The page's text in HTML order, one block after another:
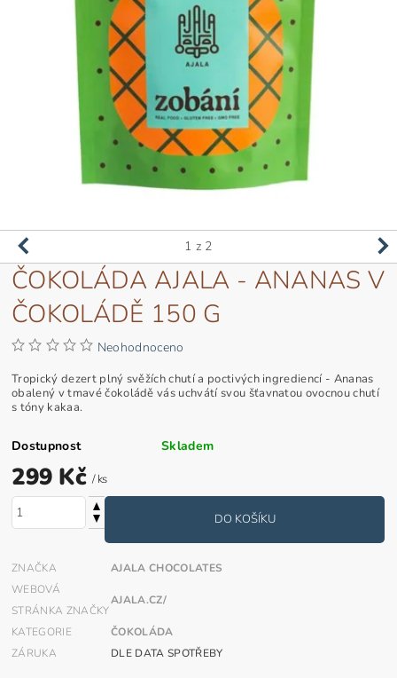
1 z 2
ČOKOLÁDA AJALA - ANANAS V
ČOKOLÁDĚ 150 G
Neohodnoceno
Tropický dezert plný svěžích chutí a poctivých ingrediencí - Ananas
obalený v tmavé čokoládě vás uchvátí svou šťavnatou ovocnou chutí
s tóny kakaa.
Dostupnost Skladem
299 Kč / ks
ZNAČKA
AJALA CHOCOLATES
WEBOVÁ
STRÁNKA ZNAČKY
AJALA.CZ/
KATEGORIE
ČOKOLÁDA
ZÁRUKA
DLE DATA SPOTŘEBY